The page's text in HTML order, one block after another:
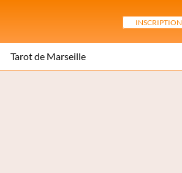
INSCRIPTION
Tarot de Marseille